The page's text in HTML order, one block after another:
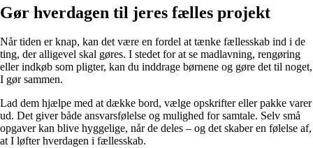
Gør hverdagen til jeres fælles projekt
Når tiden er knap, kan det være en fordel at tænke fællesskab ind i de
ting, der alligevel skal gøres. I stedet for at se madlavning, rengøring
eller indkøb som pligter, kan du inddrage børnene og gøre det til noget,
I gør sammen.
Lad dem hjælpe med at dække bord, vælge opskrifter eller pakke varer
ud. Det giver både ansvarsfølelse og mulighed for samtale. Selv små
opgaver kan blive hyggelige, når de deles – og det skaber en følelse af,
at I løfter hverdagen i fællesskab.